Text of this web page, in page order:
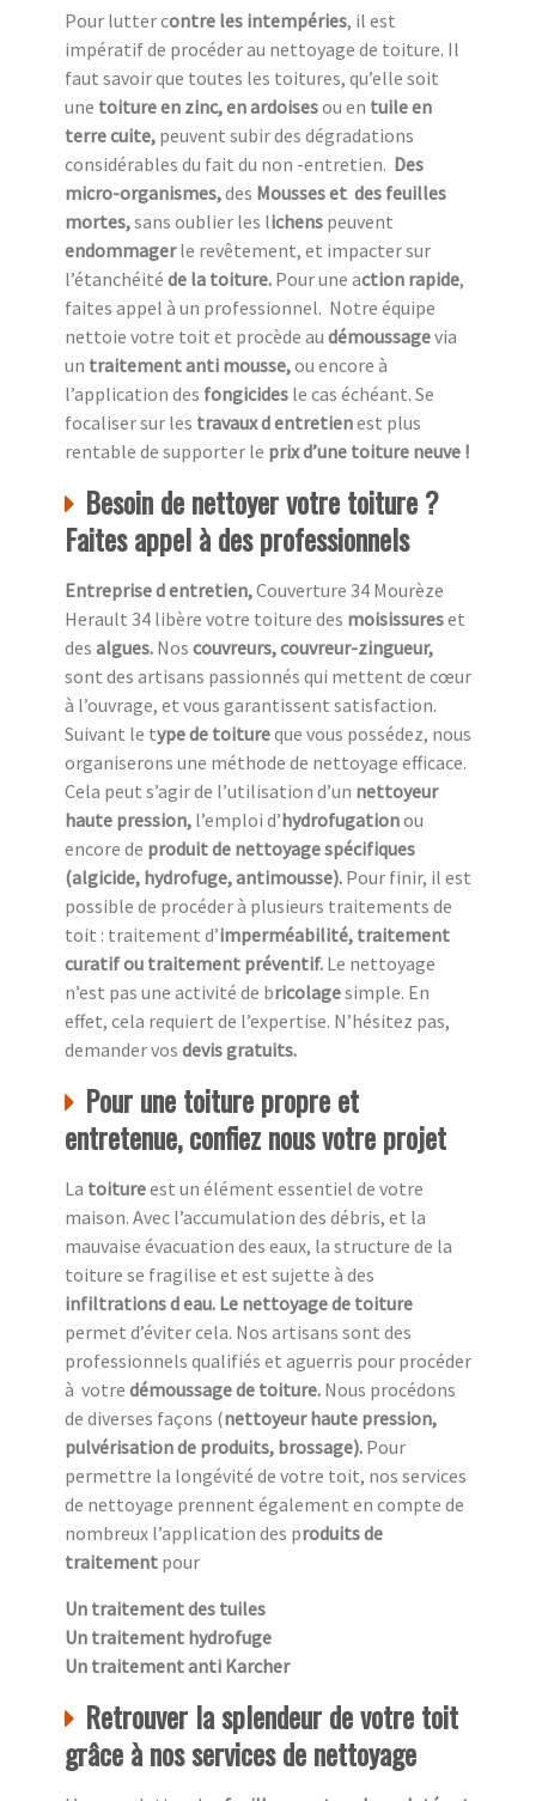
Pour lutter contre les intempéries, il est
impératif de procéder au nettoyage de toiture. Il
faut savoir que toutes les toitures, qu’elle soit
une toiture en zinc, en ardoisesou en tuile en
terre cuite, peuvent subir des dégradations
considérables du fait du non -entretien. Des
micro-organismes,des Mousses et des feuilles
mortes,sans oublier les lichens peuvent
endommagerle revêtement, et impacter sur
l’étanchéité de la toiture. Pour une action rapide,
faites appel à un professionnel. Notre équipe
nettoie votre toit et procède au démoussagevia
un traitement anti mousse,ou encore à
l’application des fongicides le cas échéant. Se
focaliser sur les travaux d entretienest plus
rentable de supporter le prix d’une toiture neuve !
Besoin de nettoyer votre toiture ?
Faites appel à des professionnels
Entreprise d entretien,Couverture 34 Mourèze
Herault 34 libère votre toiture des moisissureset
des algues. Nos couvreurs, couvreur-zingueur,
sont des artisans passionnés qui mettent de cœur
à l’ouvrage, et vous garantissent satisfaction.
Suivant le type de toitureque vous possédez, nous
organiserons une méthode de nettoyage efficace.
Cela peut s’agir de l’utilisation d’un nettoyeur
haute pression, l’emploi d’hydrofugationou
encore de produit de nettoyage spécifiques
(algicide, hydrofuge, antimousse). Pour finir, il est
possible de procéder à plusieurs traitements de
toit : traitement d’imperméabilité, traitement
curatif ou traitement préventif. Le nettoyage
n’est pas une activité de bricolagesimple. En
effet, cela requiert de l’expertise. N’hésitez pas,
demander vos devis gratuits.
Pour une toiture propre et
entretenue, confiez nous votre projet
La toitureest un élément essentiel de votre
maison. Avec l’accumulation des débris, et la
mauvaise évacuation des eaux, la structure de la
toiture se fragilise et est sujette à des
infiltrations d eau. Le nettoyage de toiture
permet d’éviter cela. Nos artisans sont des
professionnels qualifiés et aguerris pour procéder
à votre démoussage de toiture. Nous procédons
de diverses façons (nettoyeur haute pression,
pulvérisation de produits, brossage). Pour
permettre la longévité de votre toit, nos services
de nettoyage prennent également en compte de
nombreux l’application des produits de
traitement pour
Un traitement des tuiles
Un traitement hydrofuge
Un traitement anti Karcher
Retrouver la splendeur de votre toit
grâce à nos services de nettoyage